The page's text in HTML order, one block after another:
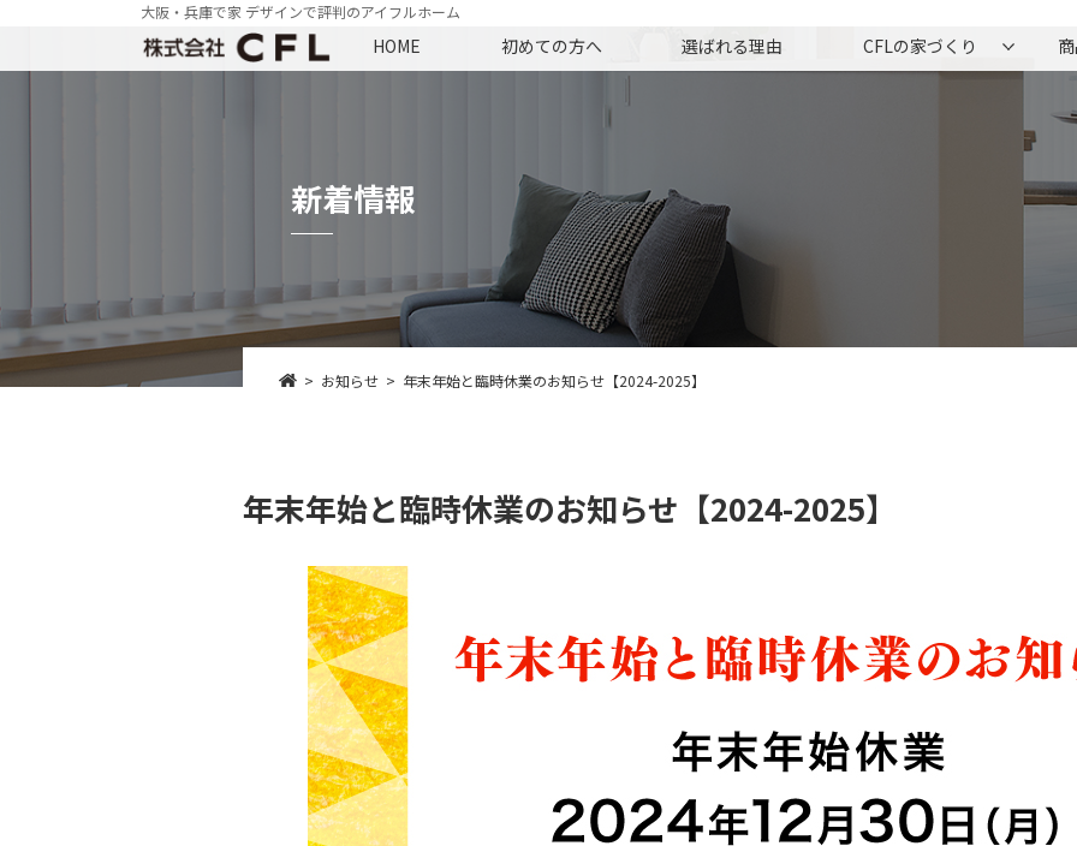
大阪・兵庫で家 デザインで評判のアイフルホーム
HOME 初めての方へ 選ばれる理由 CFLの家づくり
新着情報
お知らせ 年末年始と臨時休業のお知らせ【2024-2025】
年末年始と臨時休業のお知らせ【2024-2025】